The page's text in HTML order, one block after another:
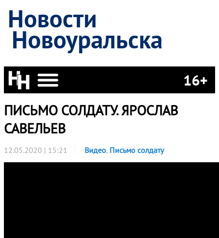
Новости
Новоуральска
16+
ПИСЬМО СОЛДАТУ. ЯРОСЛАВ
САВЕЛЬЕВ
12.05.2020 | 15:21 Видео, Письмо солдату